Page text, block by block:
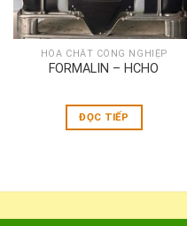
HÓA CHẤT CÔNG NGHIỆP
FORMALIN – HCHO
ĐỌC TIẾP